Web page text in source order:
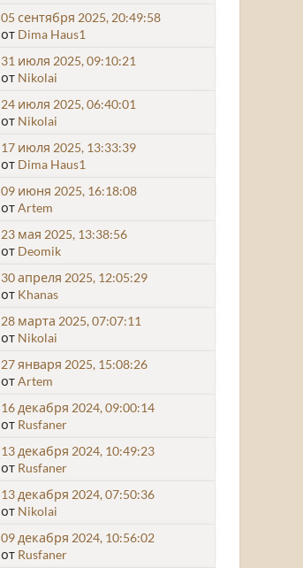
05 сентября 2025, 20:49:58
от Dima Haus1
31 июля 2025, 09:10:21
от Nikolai
24 июля 2025, 06:40:01
от Nikolai
17 июля 2025, 13:33:39
от Dima Haus1
09 июня 2025, 16:18:08
отArtem
23 мая 2025, 13:38:56
от Deomik
30 апреля 2025, 12:05:29
от Khanas
28 марта 2025, 07:07:11
от Nikolai
27 января 2025, 15:08:26
отArtem
16 декабря 2024, 09:00:14
от Rusfaner
13 декабря 2024, 10:49:23
от Rusfaner
13 декабря 2024, 07:50:36
от Nikolai
09 декабря 2024, 10:56:02
от Rusfaner